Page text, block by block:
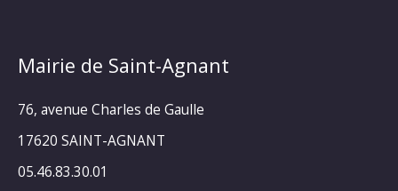
Mairie de Saint-Agnant
76, avenue Charles de Gaulle
17620 SAINT-AGNANT
05.46.83.30.01